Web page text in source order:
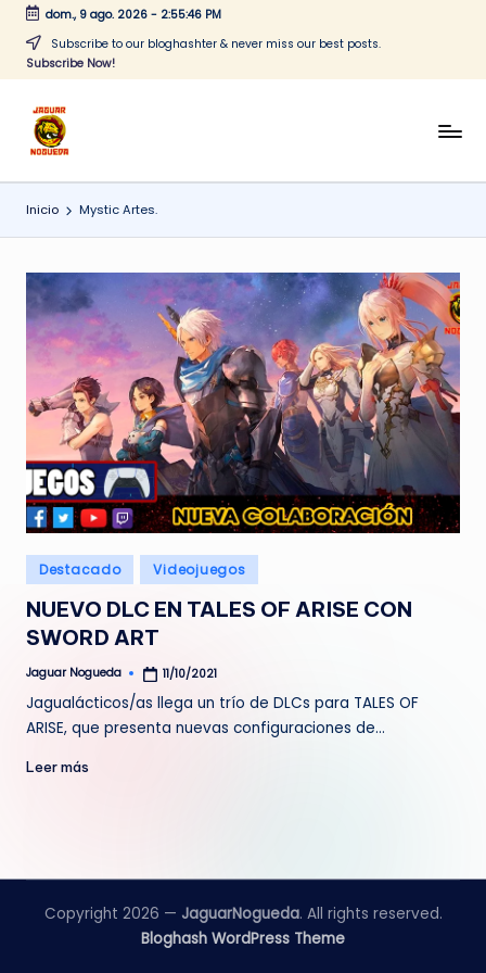
Saltar
dom., 9 ago. 2026- 2:55:46 PM
Subscribe to our bloghashter & never miss our best posts.
Subscribe Now!
J
a
g
a
r
N
o
u
e
d
a
CONTENIDO
Inicio Mystic Artes.
Publicado
en
Destacado Videojuegos
NUEVO DLC EN TALES OF ARISE CON
SWORD ART
Publicado
Jaguar Nogueda 11/10/2021
Jagualácticos/as llega un trío de DLCs para TALES OF
ARISE, que presenta nuevas configuraciones de…
Leer más
Copyright 2026 — JaguarNogueda. All rights reserved.
Bloghash WordPress Theme